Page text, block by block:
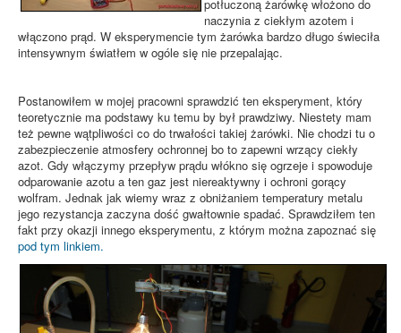
potłuczoną żarówkę włożono do
naczynia z ciekłym azotem i
włączono prąd. W eksperymencie tym żarówka bardzo długo świeciła
intensywnym światłem w ogóle się nie przepalając.
Postanowiłem w mojej pracowni sprawdzić ten eksperyment, który
teoretycznie ma podstawy ku temu by był prawdziwy. Niestety mam
też pewne wątpliwości co do trwałości takiej żarówki. Nie chodzi tu o
zabezpieczenie atmosfery ochronnej bo to zapewni wrzący ciekły
azot. Gdy włączymy przepływ prądu włókno się ogrzeje i spowoduje
odparowanie azotu a ten gaz jest niereaktywny i ochroni gorący
wolfram. Jednak jak wiemy wraz z obniżaniem temperatury metalu
jego rezystancja zaczyna dość gwałtownie spadać. Sprawdziłem ten
fakt przy okazji innego eksperymentu, z którym można zapoznać się
pod tym linkiem.